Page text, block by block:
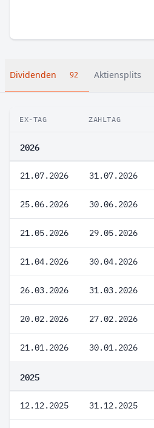
Dividenden 92 Aktiensplits
EX-TAG ZAHLTAG
2026
21.07.2026 31.07.2026
25.06.2026 30.06.2026
21.05.2026 29.05.2026
21.04.2026 30.04.2026
26.03.2026 31.03.2026
20.02.2026 27.02.2026
21.01.2026 30.01.2026
2025
12.12.2025 31.12.2025